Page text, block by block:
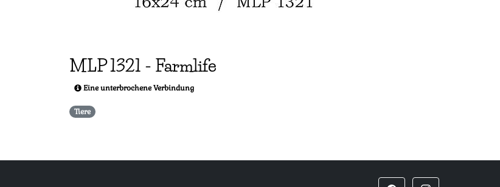
MLP1321 - Farmlife
Eine unterbrochene Verbindung
Tiere